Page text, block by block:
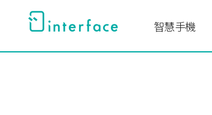
要
智慧手機